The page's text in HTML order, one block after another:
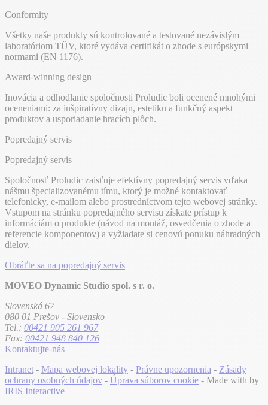
Conformity
Všetky naše produkty sú kontrolované a testované nezávislým
laboratóriom TÜV, ktoré vydáva certifikát o zhode s európskymi
normami (EN 1176).
Award-winning design
Inovácia a odhodlanie spoločnosti Proludic boli ocenené mnohými
oceneniami: za inšpiratívny dizajn, estetiku a funkčný aspekt
produktov a usporiadanie hracích plôch.
Popredajný servis
Popredajný servis
Spoločnosť Proludic zaisťuje efektívny popredajný servis vďaka
nášmu špecializovanému tímu, ktorý je možné kontaktovať
telefonicky, e-mailom alebo prostredníctvom tejto webovej stránky.
Vstupom na stránku popredajného servisu získate prístup k
informáciám o produkte (návod na montáž, osvedčenia o zhode a
referencie komponentov) a vyžiadate si cenovú ponuku náhradných
dielov.
Obráťte sa na popredajný servis
MOVEO Dynamic Studio spol. s r. o.
Slovenská 67
080 01 Prešov - Slovensko
Tel.: 00421 905 261 967
Fax: 00421 948 840 126
Kontaktujte-nás
Intranet - Mapa webovej lokality - Právne upozornenia - Zásady
ochrany osobných údajov - Úprava súborov cookie - Made with by
IRIS Interactive